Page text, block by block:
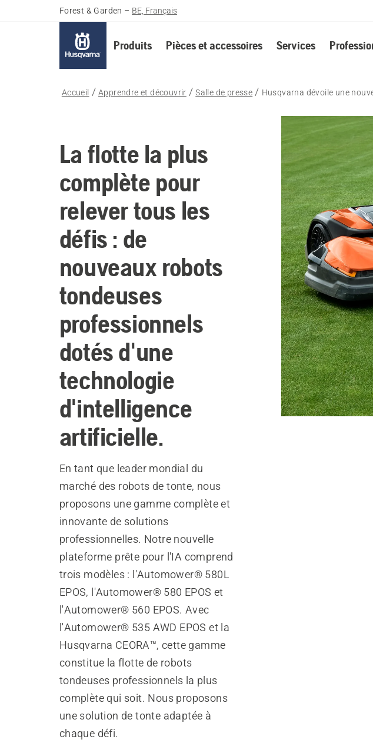
Forest & Garden – BE, Français
Produits Pièces et accessoires Services
Accueil Apprendre et découvrir Salle de presse Husqvarna dévoile une
La flotte la plus
complète pour
relever tous les
défis : de
nouveaux robots
tondeuses
professionnels
dotés d'une
technologie
d'intelligence
artificielle.
En tant que leader mondial du
marché des robots de tonte, nous
proposons une gamme complète et
innovante de solutions
professionnelles. Notre nouvelle
plateforme prête pour l'IA comprend
trois modèles : l'Automower® 580L
EPOS, l'Automower® 580 EPOS et
l'Automower® 560 EPOS. Avec
l'Automower® 535 AWD EPOS et la
Husqvarna CEORA™, cette gamme
constitue la flotte de robots
tondeuses professionnels la plus
complète qui soit. Nous proposons
une solution de tonte adaptée à
chaque défi.